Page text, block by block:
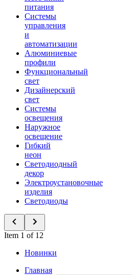
питания
Системы
управления
и
автоматизации
Алюминиевые
профили
Функциональный
свет
Дизайнерский
свет
Системы
освещения
Наружное
освещение
Гибкий
неон
Светодиодный
декор
Электроустановочные
изделия
Светодиоды
Item 1 of 12
Новинки
Главная